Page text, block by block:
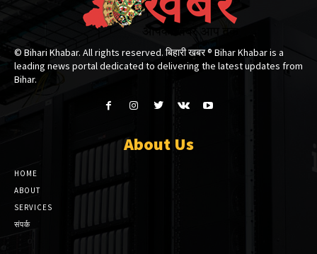
© Bihari Khabar. All rights reserved. बिहारी खबर ®​ Bihar Khabar is a
leading news portal dedicated to delivering the latest updates from
Bihar.
About Us
HOME
ABOUT
SERVICES
संपर्क